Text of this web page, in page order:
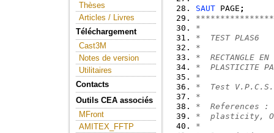
Thèses
Articles / Livres
Téléchargement
Cast3M
Notes de version
Utilitaires
Contacts
Outils CEA associés
MFront
AMITEX_FFTP
SAUT PAGE ;
*
*  TEST
*
*  RECTANGLE
*
*
*  Test
*
*  References
*  plasticity,
*